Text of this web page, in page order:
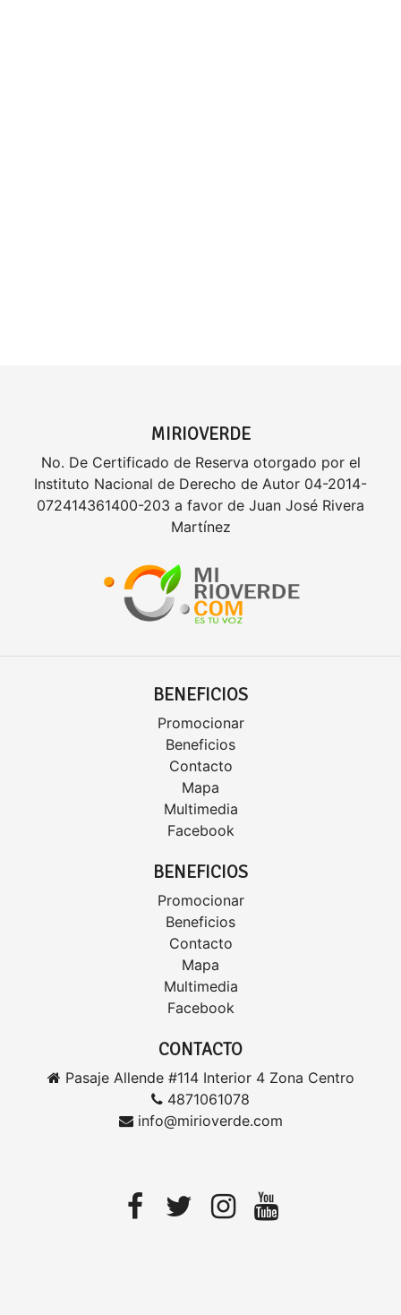
MIRIOVERDE
No. De Certificado de Reserva otorgado por el
Instituto Nacional de Derecho de Autor 04-2014-
072414361400-203 a favor de Juan José Rivera
Martínez
BENEFICIOS
Promocionar
Beneficios
Contacto
Mapa
Multimedia
Facebook
BENEFICIOS
Promocionar
Beneficios
Contacto
Mapa
Multimedia
Facebook
CONTACTO
Pasaje Allende #114 Interior 4 Zona Centro
4871061078
info@mirioverde.com